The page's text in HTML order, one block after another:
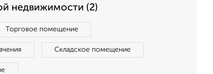
недвижимости (2)
Торговое помещение
Складское помещение